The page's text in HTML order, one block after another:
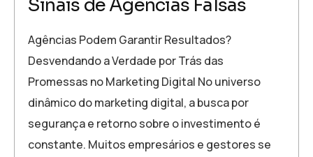
Sinais de Agências Falsas
Agências Podem Garantir Resultados?
Desvendando a Verdade por Trás das
Promessas no Marketing Digital No universo
dinâmico do marketing digital, a busca por
segurança e retorno sobre o investimento é
constante. Muitos empresários e gestores se